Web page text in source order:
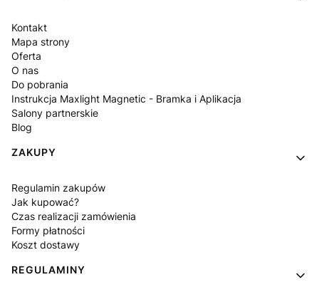
Kontakt
Mapa strony
Oferta
O nas
Do pobrania
Instrukcja Maxlight Magnetic - Bramka i Aplikacja
Salony partnerskie
Blog
ZAKUPY
Regulamin zakupów
Jak kupować?
Czas realizacji zamówienia
Formy płatności
Koszt dostawy
REGULAMINY